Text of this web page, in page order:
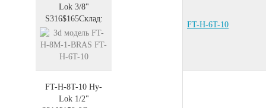
Lok 3/8"
S316$165Склад:
FT-H-6T-10
FT-H-8T-10 Hy-
Lok 1/2"